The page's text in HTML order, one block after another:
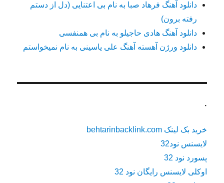
دانلود آهنگ فرهاد صبا به نام بی اعتنایی (دل از دستم
رفته برون)
دانلود آهنگ هادی حاجیلو به نام بی همنفسی
دانلود ورژن آهسته آهنگ علی یاسینی به نام نمیخواستم
.
خرید بک لینک behtarinbacklink.com
لایسنس نود32
پسورد نود 32
اوکلی لایسنس رایگان نود 32